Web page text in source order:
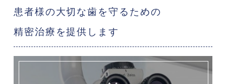
患者様の大切な歯を守るための
精密治療を提供します